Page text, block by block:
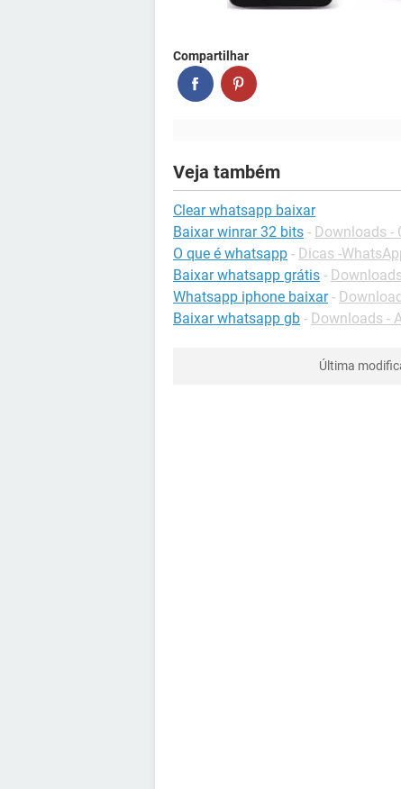
Compartilhar
Veja também
Clear whatsapp baixar
Baixar winrar 32 bits - Downloads -
O que é whatsapp - Dicas -
Baixar whatsapp grátis -
Whatsapp iphone baixar -
Baixar whatsapp gb - Downloads -
Última